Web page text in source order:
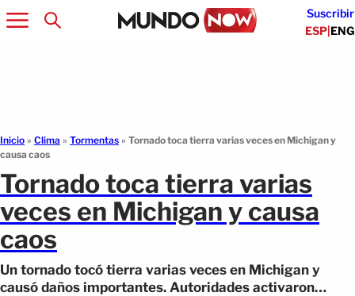
Suscribir
ESP|ENG
Inicio » Clima » Tormentas » Tornado toca tierra varias veces en Michigan y
causa caos
Tornado toca tierra varias
veces en Michigan y causa
caos
Un tornado tocó tierra varias veces en Michigan y
causó daños importantes. Autoridades activaron